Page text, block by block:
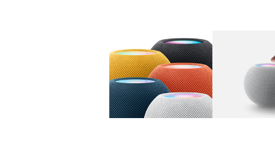
图库 图像 1